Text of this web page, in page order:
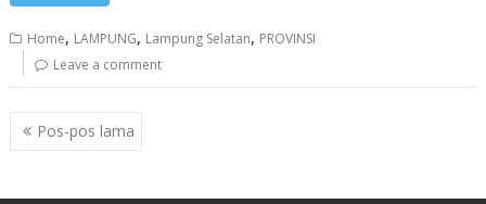
Home, LAMPUNG, Lampung Selatan, PROVINSI
Leave a comment
Navigasi
pos
Pos-pos lama